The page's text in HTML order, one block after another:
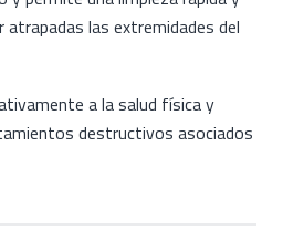
las extremidades del
a la salud física y
destructivos asociados